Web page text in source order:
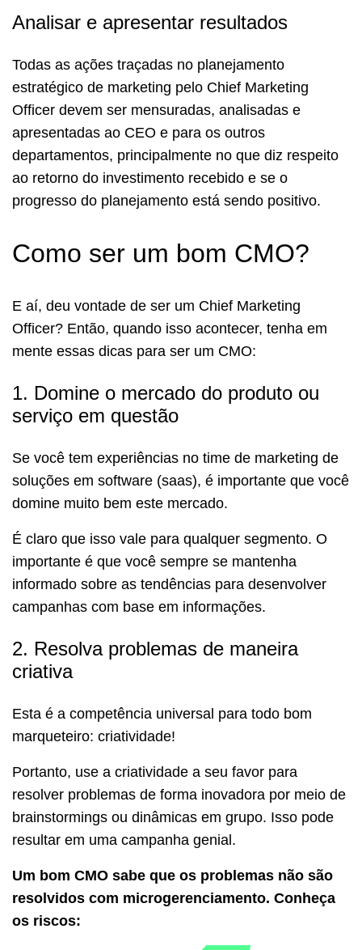
Analisar e apresentar resultados
Todas as ações traçadas no planejamento
estratégico de marketing pelo Chief Marketing
Officer devem ser mensuradas, analisadas e
apresentadas ao CEO e para os outros
departamentos, principalmente no que diz respeito
ao retorno do investimento recebido e se o
progresso do planejamento está sendo positivo.
Como ser um bom CMO?
E aí, deu vontade de ser um Chief Marketing
Officer? Então, quando isso acontecer, tenha em
mente essas dicas para ser um CMO:
1. Domine o mercado do produto ou
serviço em questão
Se você tem experiências no time de marketing de
soluções em software (saas), é importante que você
domine muito bem este mercado.
É claro que isso vale para qualquer segmento. O
importante é que você sempre se mantenha
informado sobre as tendências para desenvolver
campanhas com base em informações.
2. Resolva problemas de maneira
criativa
Esta é a competência universal para todo bom
marqueteiro: criatividade!
Portanto, use a criatividade a seu favor para
resolver problemas de forma inovadora por meio de
brainstormings ou dinâmicas em grupo. Isso pode
resultar em uma campanha genial.
Um bom CMO sabe que os problemas não são
resolvidos com microgerenciamento. Conheça
os riscos: